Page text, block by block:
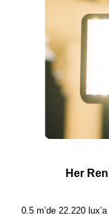
Her
0.5 m’de 22.220